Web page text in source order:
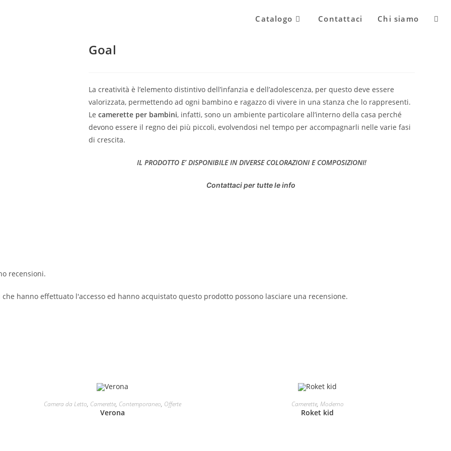
Catalogo Contattaci Chi siamo
Goal
La creatività è l’elemento distintivo dell’infanzia e dell’adolescenza, per questo deve essere
valorizzata, permettendo ad ogni bambino e ragazzo di vivere in una stanza che lo rappresenti.
Le camerette per bambini, infatti, sono un ambiente particolare all’interno della casa perché
devono essere il regno dei più piccoli, evolvendosi nel tempo per accompagnarli nelle varie fasi
di crescita.
IL PRODOTTO E’ DISPONIBILE IN DIVERSE COLORAZIONI E COMPOSIZIONI!
Contattaci per tutte le info
recensioni.
hanno effettuato l'accesso ed hanno acquistato questo prodotto possono lasciare una recensione.
LEGGI TUTTO
Camera da Letto, Camerette, Contemporaneo, Offerte
Verona
LEGGI TUTTO
Camerette, Moderno
Roket kid